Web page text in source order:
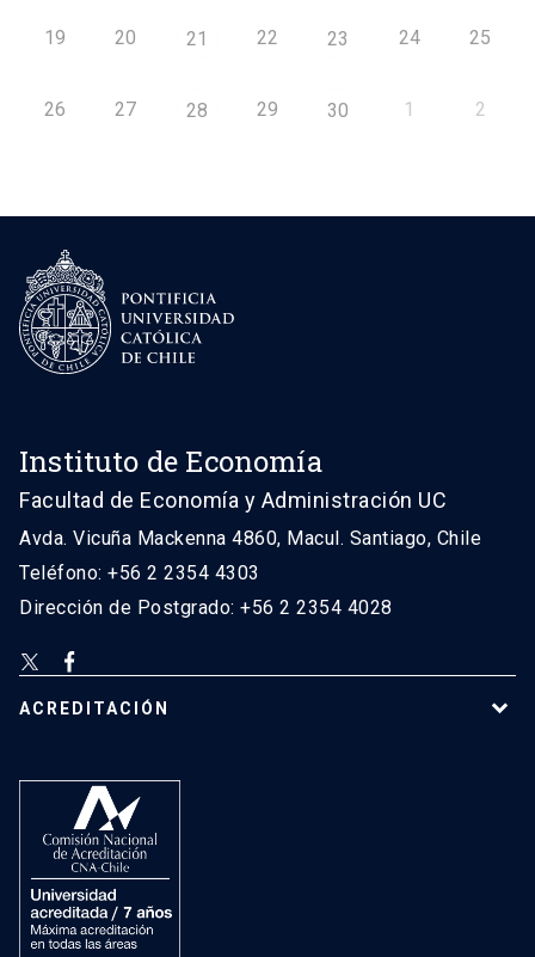
19 20 21 22 23 24 25
26 27 28 29 30 1 2
Instituto de Economía
Facultad de Economía y Administración UC
Avda. Vicuña Mackenna 4860, Macul. Santiago, Chile
Teléfono: +56 2 2354 4303
Dirección de Postgrado: +56 2 2354 4028
ACREDITACIÓN